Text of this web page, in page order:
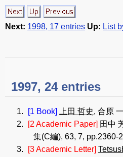
Next: 1998, 17 entries Up: List
1997, 24 entries
[1 Book] 上田 哲史, 合原
[2 Academic Paper] 田中
集(C編), 63, 7, pp.2360-
[3 Academic Letter]